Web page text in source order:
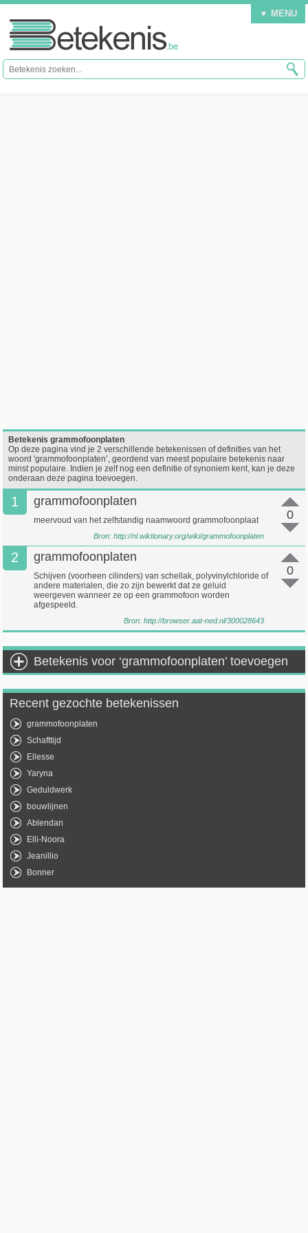
▼ MENU
Betekenis grammofoonplaten
Op deze pagina vind je 2 verschillende betekenissen of definities van het
woord 'grammofoonplaten’, geordend van meest populaire betekenis naar
minst populaire. Indien je zelf nog een definitie of synoniem kent, kan je deze
onderaan deze pagina toevoegen.
1
0
grammofoonplaten
meervoud van het zelfstandig naamwoord grammofoonplaat
Bron: http://nl.wiktionary.org/wiki/grammofoonplaten
2
0
grammofoonplaten
Schijven (voorheen cilinders) van schellak, polyvinylchloride of
andere materialen, die zo zijn bewerkt dat ze geluid
weergeven wanneer ze op een grammofoon worden
afgespeeld.
Bron: http://browser.aat-ned.nl/300028643
Betekenis voor ‘grammofoonplaten’ toevoegen
Recent gezochte betekenissen
grammofoonplaten
Schafttijd
Ellesse
Yaryna
Geduldwerk
bouwlijnen
Ablendan
Elli-Noora
Jeanillio
Bonner